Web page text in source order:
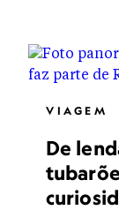
VIAGEM
De